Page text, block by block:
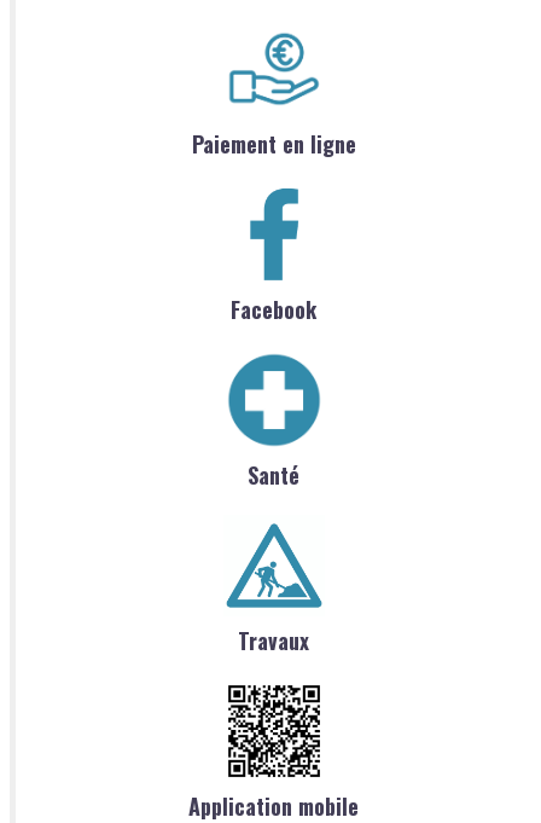
Paiement en ligne
Facebook
Santé
Travaux
Application mobile